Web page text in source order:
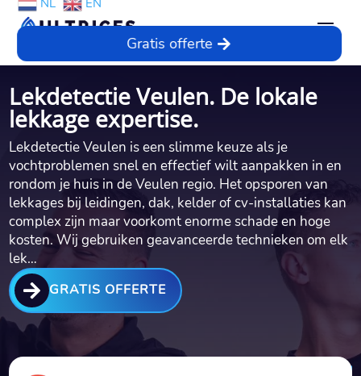
NL EN
Gratis offerte
Lekdetectie Veulen. De lokale
lekkage expertise.
Lekdetectie Veulen is een slimme keuze als je
vochtproblemen snel en effectief wilt aanpakken in en
rondom je huis in de Veulen regio. Het opsporen van
lekkages bij leidingen, dak, kelder of cv-installaties kan
complex zijn maar voorkomt enorme schade en hoge
kosten. Wij gebruiken geavanceerde technieken om elk
lek…
 GRATIS OFFERTE